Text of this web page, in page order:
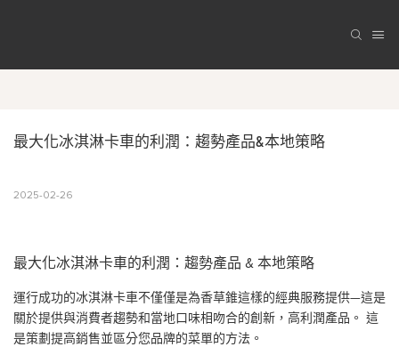
最大化冰淇淋卡車的利潤：趨勢產品&本地策略
2025-02-26
最大化冰淇淋卡車的利潤：趨勢產品 & 本地策略
運行成功的冰淇淋卡車不僅僅是為香草錐這樣的經典服務提供—這是
關於提供與消費者趨勢和當地口味相吻合的創新，高利潤產品。 這
是策劃提高銷售並區分您品牌的菜單的方法。